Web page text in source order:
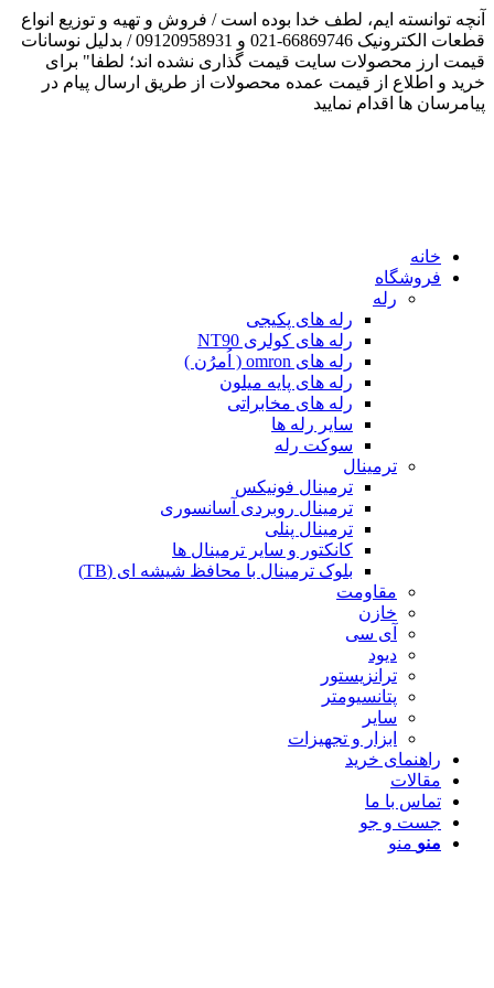
آنچه توانسته ایم، لطف خدا بوده است / فروش و تهیه و توزیع انواع
قطعات الکترونیک 66869746-021 و 09120958931 / بدلیل نوسانات
قیمت ارز محصولات سایت قیمت گذاری نشده اند؛ لطفا" برای
خرید و اطلاع از قیمت عمده محصولات از طریق ارسال پیام در
پیامرسان ها اقدام نمایید
خانه
فروشگاه
رله
رله های پکیجی
رله های کولری NT90
رله های omron ( اُمرُن )
رله های پایه میلون
رله های مخابراتی
سایر رله ها
سوکت رله
ترمینال
ترمینال فونیکس
ترمینال روبردی آسانسوری
ترمینال پنلی
کانکتور و سایر ترمینال ها
بلوک ترمینال با محافظ شیشه ای (TB)
مقاومت
خازن
آی سی
دیود
ترانزیستور
پتانسیومتر
سایر
ابزار و تجهیزات
راهنمای خرید
مقالات
تماس با ما
جست و جو
منو منو